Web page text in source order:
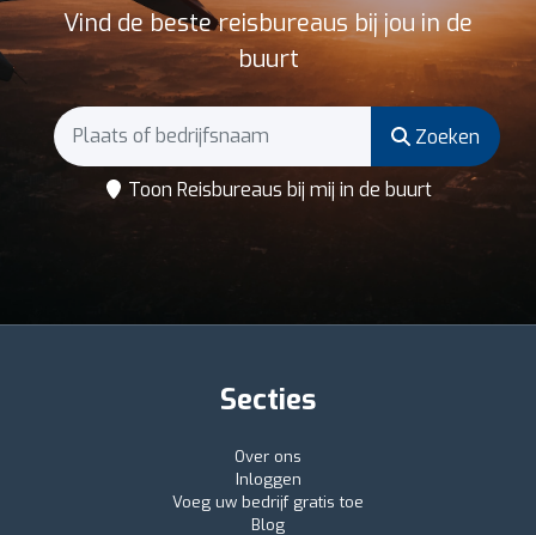
Vind de beste reisbureaus bij jou in de
buurt
Zoeken
Toon Reisbureaus bij mij in de buurt
Secties
Over ons
Inloggen
Voeg uw bedrijf gratis toe
Blog